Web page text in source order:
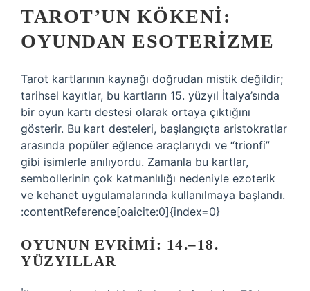
TAROT’UN KÖKENI:
OYUNDAN ESOTERIZME
Tarot kartlarının kaynağı doğrudan mistik değildir;
tarihsel kayıtlar, bu kartların 15. yüzyıl İtalya’sında
bir oyun kartı destesi olarak ortaya çıktığını
gösterir. Bu kart desteleri, başlangıçta aristokratlar
arasında popüler eğlence araçlarıydı ve “trionfi”
gibi isimlerle anılıyordu. Zamanla bu kartlar,
sembollerinin çok katmanlılığı nedeniyle ezoterik
ve kehanet uygulamalarında kullanılmaya başlandı.
:contentReference[oaicite:0]{index=0}
OYUNUN EVRIMI: 14.–18.
YÜZYILLAR